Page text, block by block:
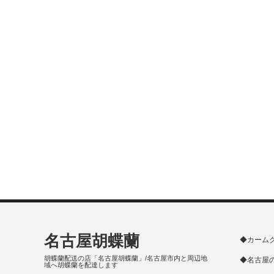
◆カーム
◆名古屋
名古屋胡蝶蘭
胡蝶蘭配送の店「名古屋胡蝶蘭」/名古屋市内と周辺地
域へ胡蝶蘭を配達します